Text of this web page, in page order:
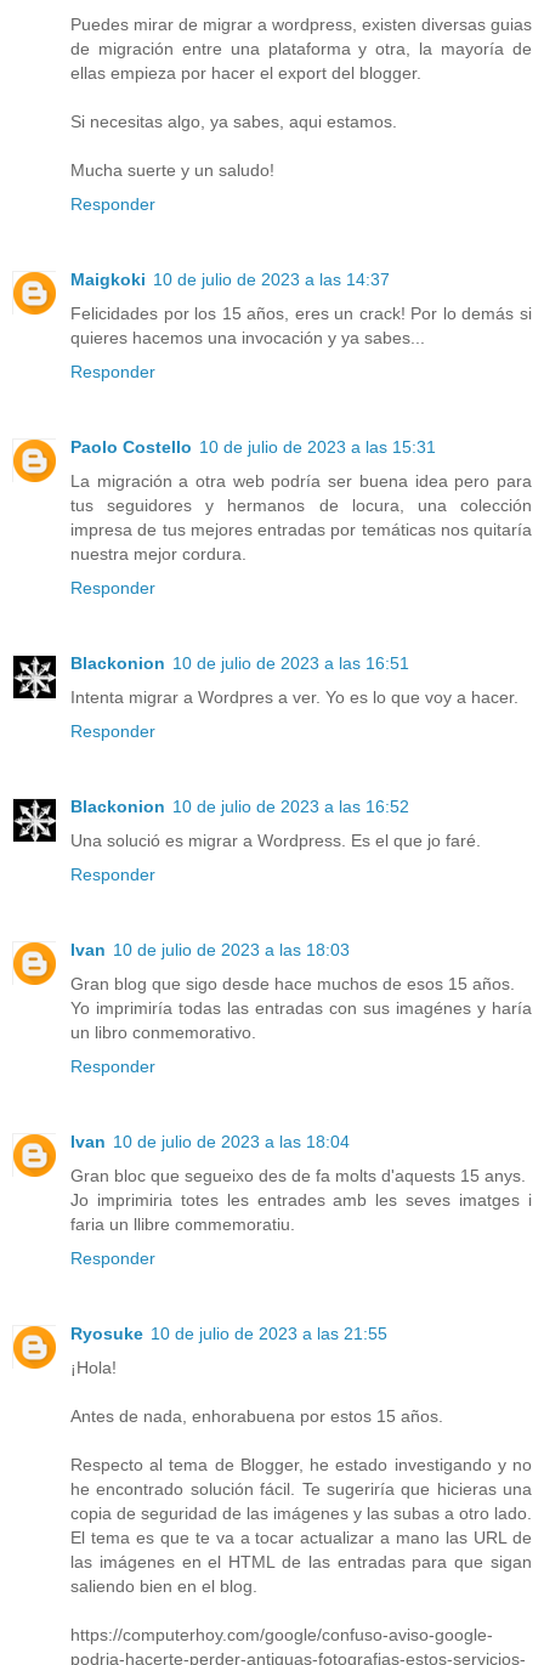
Puedes mirar de migrar a wordpress, existen diversas guias
de migración entre una plataforma y otra, la mayoría de
ellas empieza por hacer el export del blogger.
Si necesitas algo, ya sabes, aqui estamos.
Mucha suerte y un saludo!
Responder
Maigkoki 10 de julio de 2023 a las 14:37
Felicidades por los 15 años, eres un crack! Por lo demás si
quieres hacemos una invocación y ya sabes...
Responder
Paolo Costello 10 de julio de 2023 a las 15:31
La migración a otra web podría ser buena idea pero para
tus seguidores y hermanos de locura, una colección
impresa de tus mejores entradas por temáticas nos quitaría
nuestra mejor cordura.
Responder
Blackonion 10 de julio de 2023 a las 16:51
Intenta migrar a Wordpres a ver. Yo es lo que voy a hacer.
Responder
Blackonion 10 de julio de 2023 a las 16:52
Una solució es migrar a Wordpress. Es el que jo faré.
Responder
Ivan 10 de julio de 2023 a las 18:03
Gran blog que sigo desde hace muchos de esos 15 años.
Yo imprimiría todas las entradas con sus imagénes y haría
un libro conmemorativo.
Responder
Ivan 10 de julio de 2023 a las 18:04
Gran bloc que segueixo des de fa molts d'aquests 15 anys.
Jo imprimiria totes les entrades amb les seves imatges i
faria un llibre commemoratiu.
Responder
Ryosuke 10 de julio de 2023 a las 21:55
¡Hola!
Antes de nada, enhorabuena por estos 15 años.
Respecto al tema de Blogger, he estado investigando y no
he encontrado solución fácil. Te sugeriría que hicieras una
copia de seguridad de las imágenes y las subas a otro lado.
El tema es que te va a tocar actualizar a mano las URL de
las imágenes en el HTML de las entradas para que sigan
saliendo bien en el blog.
https://computerhoy.com/google/confuso-aviso-google-
podria-hacerte-perder-antiguas-fotografias-estos-servicios-